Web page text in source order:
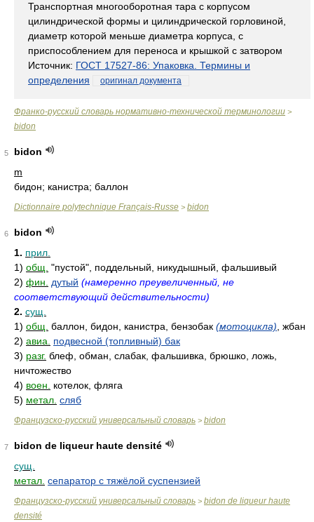
Транспортная многооборотная тара с корпусом
цилиндрической формы и цилиндрической горловиной,
диаметр которой меньше диаметра корпуса, с
приспособлением для переноса и крышкой с затвором
Источник: ГОСТ 17527-86: Упаковка. Термины и
определения
оригинал документа
Франко-русский словарь нормативно-технической терминологии >
bidon
5
bidon
m
бидон; канистра; баллон
Dictionnaire polytechnique Français-Russe > bidon
6
bidon
1. прил.
1) общ. "пустой", поддельный, никудышный, фальшивый
2) фин. дутый (намеренно преувеличенный, не
соответствующий действительности)
2. сущ.
1) общ. баллон, бидон, канистра, бензобак (мотоцикла) , жбан
2) авиа.
подвесной (топливный) бак
3) разг. блеф, обман, слабак, фальшивка, брюшко, ложь,
ничтожество
4) воен.
котелок, фляга
5) метал. сляб
Французско-русский универсальный словарь > bidon
7
bidon de liqueur haute densité
сущ.
метал. сепаратор с тяжёлой суспензией
Французско-русский универсальный словарь > bidon de liqueur haute
densité